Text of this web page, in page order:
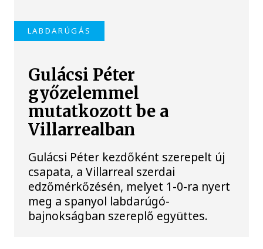
LABDARÚGÁS
Gulácsi Péter
győzelemmel
mutatkozott be a
Villarrealban
Gulácsi Péter kezdőként szerepelt új
csapata, a Villarreal szerdai
edzőmérkőzésén, melyet 1-0-ra nyert
meg a spanyol labdarúgó-
bajnokságban szereplő együttes.